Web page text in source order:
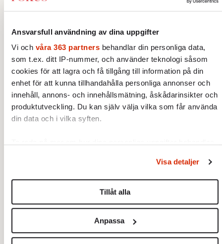
Ansvarsfull användning av dina uppgifter
Vi och våra 363 partners behandlar din personliga data,
som t.ex. ditt IP-nummer, och använder teknologi såsom
cookies för att lagra och få tillgång till information på din
enhet för att kunna tillhandahålla personliga annonser och
innehåll, annons- och innehållsmätning, åskådarinsikter och
produktutveckling. Du kan själv välja vilka som får använda
din data och i vilka syften.
ändra eller dra tillbaka ditt samtycke när som helst från
cookie-förklaringen.
Vi använder enhetsidentifierare för att anpassa innehållet
sociala medier och analysera vår trafik. Vi vidarebefordrar
även sådana identifierare och annan information från din
Visa detaljer
Tillåt alla
Anpassa
mina skolkamrater. Slående var också bristen
på missunnsamhet: övertygelsen att
framgång var något att försöka att ta efter,
inte att avundas. Fick man se en skymt av en
passerande Cadillac gav det upphov till helt
andra känslor än synen av en Rolls-Royce i
mitt hemland.«
Många, från samhällsfilosofen Alexis de
den första kontakten med USA. Konstnären
David Hockney, uppvuxen i efterkrigstidens
Yorkshire och London, beskriver sitt möte
med Los Angeles i mitten av sextiotalet som
att kliva ut ur en svartvit värld in i en
färgfilm. Hans konst blev aldrig densamma.